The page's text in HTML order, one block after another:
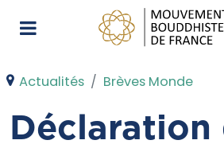
Actualités Brèves Monde
Déclaration